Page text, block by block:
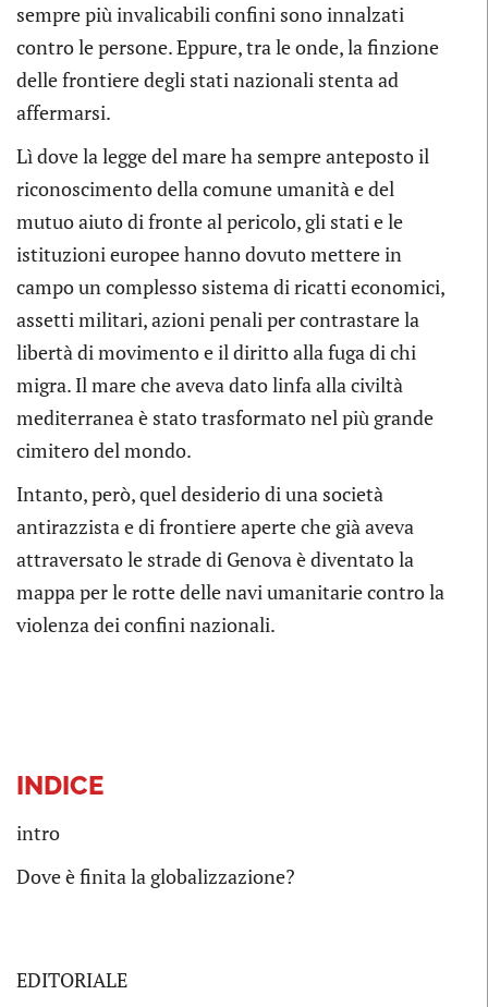
sempre più invalicabili confini sono innalzati
contro le persone. Eppure, tra le onde, la finzione
delle frontiere degli stati nazionali stenta ad
affermarsi.
Lì dove la legge del mare ha sempre anteposto il
riconoscimento della comune umanità e del
mutuo aiuto di fronte al pericolo, gli stati e le
istituzioni europee hanno dovuto mettere in
campo un complesso sistema di ricatti economici,
assetti militari, azioni penali per contrastare la
libertà di movimento e il diritto alla fuga di chi
migra. Il mare che aveva dato linfa alla civiltà
mediterranea è stato trasformato nel più grande
cimitero del mondo.
Intanto, però, quel desiderio di una società
antirazzista e di frontiere aperte che già aveva
attraversato le strade di Genova è diventato la
mappa per le rotte delle navi umanitarie contro la
violenza dei confini nazionali.
INDICE
intro
Dove è finita la globalizzazione?
EDITORIALE